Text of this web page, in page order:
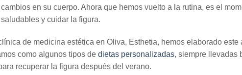
en su cuerpo. Ahora que hemos vuelto a la rutina, es el
y cuidar la figura.
de medicina estética en Oliva, Esthetia, hemos elaborado este
como algunos tipos de dietas personalizadas, siempre llevadas
recuperar la figura después del verano.